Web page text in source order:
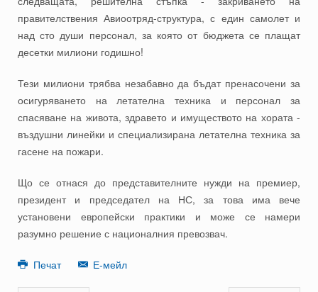
правителствения Авиоотряд-структура, с един самолет и
над сто души персонал, за която от бюджета се плащат
десетки милиони годишно!
Тези милиони трябва незабавно да бъдат пренасочени за
осигуряването на летателна техника и персонал за
спасяване на живота, здравето и имуществото на хората -
въздушни линейки и специализирана летателна техника за
гасене на пожари.
Що се отнася до представителните нужди на премиер,
президент и председател на НС, за това има вече
установени европейски практики и може се намери
разумно решение с националния превозвач.
Печат Е-мейл